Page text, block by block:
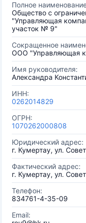
Полное
Общество с
"Управляющая
участок № 9"
Сокращенное
ООО "Управляющая
Имя руководителя:
Александра
ИНН:
0262014829
ОГРН:
1070262000808
Юридический адрес:
г. Кумертау, ул.
Фактический адрес:
г. Кумертау, ул.
Телефон:
834761-4-35-09
Email: